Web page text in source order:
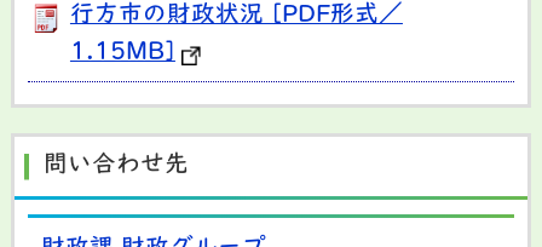
行方市の財政状況 [PDF形式／
1.15MB]
問い合わせ先